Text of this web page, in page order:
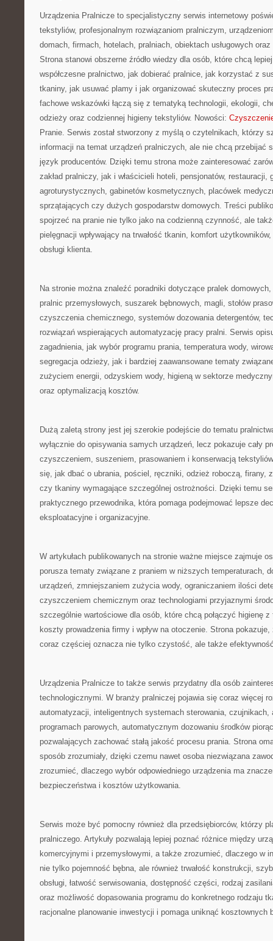
Urządzenia Pralnicze to specjalistyczny serwis internetowy
tekstyliów, profesjonalnym rozwiązaniom pralniczym,
domach, firmach, hotelach, pralniach, obiektach usługowych oraz
Strona stanowi obszerne źródło wiedzy dla osób, które chcą
współczesne pralnictwo, jak dobierać pralnice, jak korzystać z
tkaniny, jak usuwać plamy i jak organizować skuteczny proces
fachowe wskazówki łączą się z tematyką technologii, ekologii,
odzieży oraz codziennej higieny tekstyliów. Nowości:
Pranie. Serwis został stworzony z myślą o czytelnikach, którzy
informacji na temat urządzeń pralniczych, ale nie chcą przebijać
język producentów. Dzięki temu strona może zainteresować
zakład pralniczy, jak i właścicieli hoteli, pensjonatów, restauracji,
agroturystycznych, gabinetów kosmetycznych, placówek
sprzątających czy dużych gospodarstw domowych. Treści
spojrzeć na pranie nie tylko jako na codzienną czynność, ale
pielęgnacji wpływający na trwałość tkanin, komfort
obsługi klienta.
Na stronie można znaleźć poradniki dotyczące pralek domowych,
pralnic przemysłowych, suszarek bębnowych, magli, stołów
czyszczenia chemicznego, systemów dozowania detergentów,
rozwiązań wspierających automatyzację pracy pralni. Serwis
zagadnienia, jak wybór programu prania, temperatura wody,
segregacja odzieży, jak i bardziej zaawansowane tematy
zużyciem energii, odzyskiem wody, higieną w sektorze
oraz optymalizacją kosztów.
Dużą zaletą strony jest jej szerokie podejście do tematu
wyłącznie do opisywania samych urządzeń, lecz pokazuje cały
czyszczeniem, suszeniem, prasowaniem i konserwacją
się, jak dbać o ubrania, pościel, ręczniki, odzież roboczą, firany,
czy tkaniny wymagające szczególnej ostrożności. Dzięki temu
praktycznego przewodnika, która pomaga podejmować lepsze
eksploatacyjne i organizacyjne.
W artykułach publikowanych na stronie ważne miejsce zajmuje
porusza tematy związane z praniem w niższych temperaturach,
urządzeń, zmniejszaniem zużycia wody, ograniczaniem ilości
czyszczeniem chemicznym oraz technologiami przyjaznymi
szczególnie wartościowe dla osób, które chcą połączyć higienę
koszty prowadzenia firmy i wpływ na otoczenie. Strona
coraz częściej oznacza nie tylko czystość, ale także
Urządzenia Pralnicze to także serwis przydatny dla osób
technologicznymi. W branży pralniczej pojawia się coraz więcej
automatyzacji, inteligentnych systemach sterowania, czujnikach,
programach parowych, automatycznym dozowaniu środków
pozwalających zachować stałą jakość procesu prania. Strona
sposób zrozumiały, dzięki czemu nawet osoba niezwiązana
zrozumieć, dlaczego wybór odpowiedniego urządzenia ma
bezpieczeństwa i kosztów użytkowania.
Serwis może być pomocny również dla przedsiębiorców, którzy
pralniczego. Artykuły pozwalają lepiej poznać różnice między
komercyjnymi i przemysłowymi, a także zrozumieć, dlaczego w
nie tylko pojemność bębna, ale również trwałość konstrukcji,
obsługi, łatwość serwisowania, dostępność części, rodzaj
oraz możliwość dopasowania programu do konkretnego rodzaju
racjonalne planowanie inwestycji i pomaga uniknąć kosztownych